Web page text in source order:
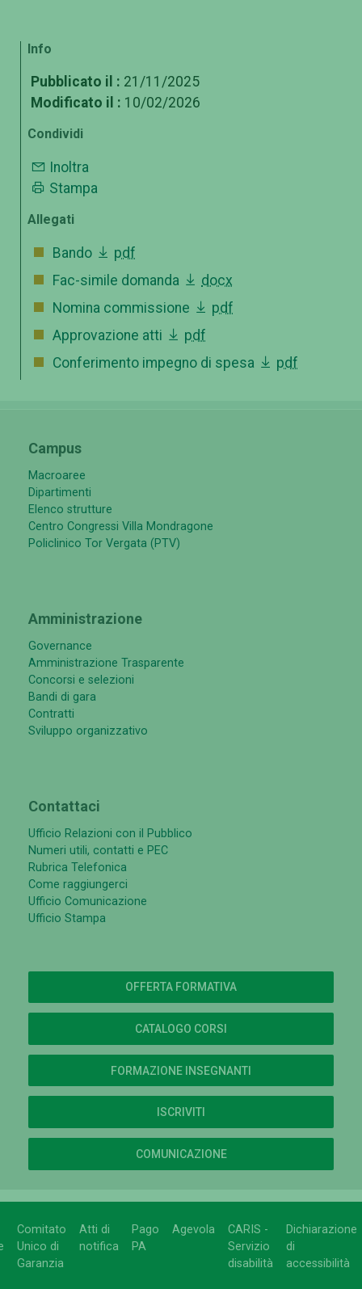
Info
Pubblicato il : 21/11/2025
Modificato il : 10/02/2026
Condividi
Inoltra
Stampa
Allegati
Bando
pdf
Fac-simile domanda
docx
Nomina commissione
pdf
Approvazione atti
pdf
Conferimento impegno di spesa
pdf
Campus
Macroaree
Dipartimenti
Elenco strutture
Centro Congressi Villa Mondragone
Policlinico Tor Vergata (PTV)
Amministrazione
Governance
Amministrazione Trasparente
Concorsi e selezioni
Bandi di gara
Contratti
Sviluppo organizzativo
Contattaci
Ufficio Relazioni con il Pubblico
Numeri utili, contatti e PEC
Rubrica Telefonica
Come raggiungerci
Ufficio Comunicazione
Ufficio Stampa
OFFERTA FORMATIVA
CATALOGO CORSI
FORMAZIONE INSEGNANTI
ISCRIVITI
COMUNICAZIONE
Comitato
Unico di
Garanzia
Atti di
notifica
Pago
PA
Agevola
CARIS -
Servizio
disabilità
Dichiarazione
di
accessibilità